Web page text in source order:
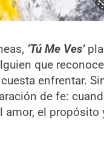
‘Tú Me Ves’
que
enfrentar.
de fe:
amor, el